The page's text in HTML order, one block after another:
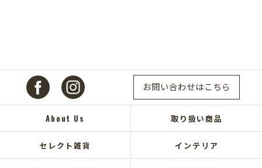
お問い合わせはこちら
About Us 取り扱い商品
セレクト雑貨 インテリア